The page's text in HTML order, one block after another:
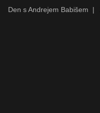
Den s Andrejem Babišem |